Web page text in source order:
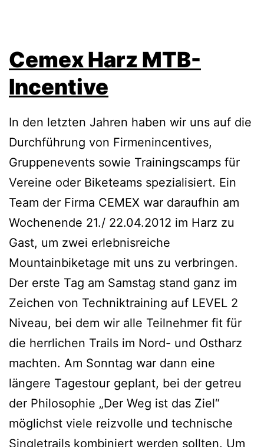
Cemex Harz MTB-
Incentive
In den letzten Jahren haben wir uns auf die
Durchführung von Firmenincentives,
Gruppenevents sowie Trainingscamps für
Vereine oder Biketeams spezialisiert. Ein
Team der Firma CEMEX war daraufhin am
Wochenende 21./ 22.04.2012 im Harz zu
Gast, um zwei erlebnisreiche
Mountainbiketage mit uns zu verbringen.
Der erste Tag am Samstag stand ganz im
Zeichen von Techniktraining auf LEVEL 2
Niveau, bei dem wir alle Teilnehmer fit für
die herrlichen Trails im Nord- und Ostharz
machten. Am Sonntag war dann eine
längere Tagestour geplant, bei der getreu
der Philosophie „Der Weg ist das Ziel“
möglichst viele reizvolle und technische
Singletrails kombiniert werden sollten. Um